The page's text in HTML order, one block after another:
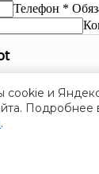
cookie и
Подробнее
.
Телефон *